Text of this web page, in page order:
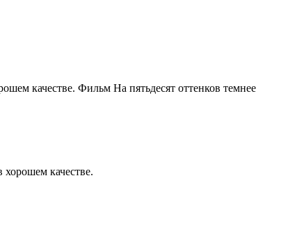
качестве. Фильм На пятьдесят оттенков темнее
хорошем качестве.